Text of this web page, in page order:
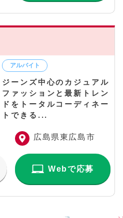
ジーンズ中心のカジュアル
ファッションと最新トレン
ドをトータルコーディネー
トできる...
広島県東広島市
Webで応募